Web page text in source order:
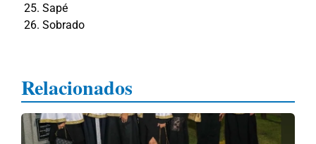
Sapé
Sobrado
Relacionados